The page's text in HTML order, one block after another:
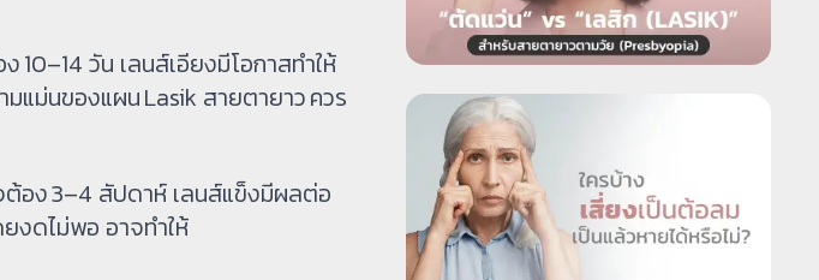
วัน เลนส์เอียงมีโอกาสทำให้
แม่นของแผน Lasik สายตายาว ควร
อง 3–4 สัปดาห์ เลนส์แข็งมีผลต่อ
งดไม่พอ อาจทำให้